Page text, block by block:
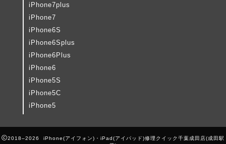
iPhone7plus
iPhone7
iPhone6S
iPhone6Splus
iPhone6Plus
iPhone6
iPhone5S
iPhone5C
iPhone5
2018–2026 iPhone(アイフォン)・iPad(アイパッド)修理クイック千葉成田店(成田駅